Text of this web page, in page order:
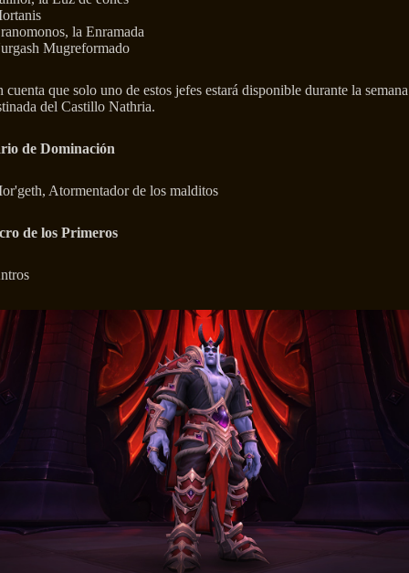
la Enramada
Mugreformado
cuenta que solo uno de estos jefes estará disponible durante la semana
del Castillo Nathria.
de Dominación
Atormentador de los malditos
de los Primeros